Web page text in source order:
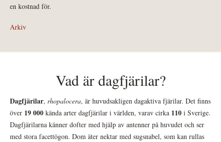
en kostnad för.
Arkiv
Vad är dagfjärilar?
Dagfjärilar, rhopalocera, är huvudsakligen dagaktiva fjärilar. Det finns
över 19 000 kända arter dagfjärilar i världen, varav cirka 110 i Sverige.
Dagfjärilarna känner dofter med hjälp av antenner på huvudet och ser
med stora facettögon. Dom äter nektar med sugsnabel, som kan rullas